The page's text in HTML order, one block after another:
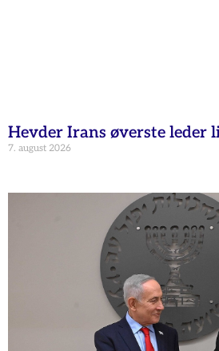
Hevder Irans øverste leder
7. august 2026